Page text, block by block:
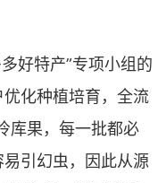
好特产”专项小组的
化种植培育，全流
库果，每一批都必
引幻虫，因此从源